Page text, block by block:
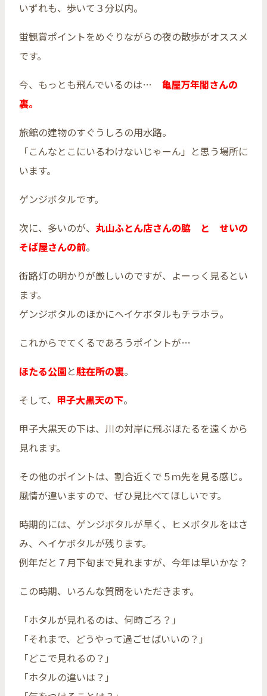
いずれも、歩いて３分以内。
蛍観賞ポイントをめぐりながらの夜の散歩がオススメ
です。
今、もっとも飛んでいるのは… 亀屋万年閣さんの
裏。
旅館の建物のすぐうしろの用水路。
「こんなとこにいるわけないじゃーん」と思う場所に
います。
ゲンジボタルです。
次に、多いのが、 丸山ふとん店さんの脇 と せいの
そば屋さんの前。
街路灯の明かりが厳しいのですが、よーっく見るとい
ます。
ゲンジボタルのほかにヘイケボタルもチラホラ。
これからでてくるであろうポイントが…
ほたる公園と駐在所の裏。
そして、 甲子大黒天の下。
甲子大黒天の下は、川の対岸に飛ぶほたるを遠くから
見れます。
その他のポイントは、割合近くで５ｍ先を見る感じ。
風情が違いますので、ぜひ見比べてほしいです。
時期的には、ゲンジボタルが早く、ヒメボタルをはさ
み、ヘイケボタルが残ります。
例年だと７月下旬まで見れますが、今年は早いかな？
この時期、いろんな質問をいただきます。
「ホタルが見れるのは、何時ごろ？」
「それまで、どうやって過ごせばいいの？」
「どこで見れるの？」
「ホタルの違いは？」